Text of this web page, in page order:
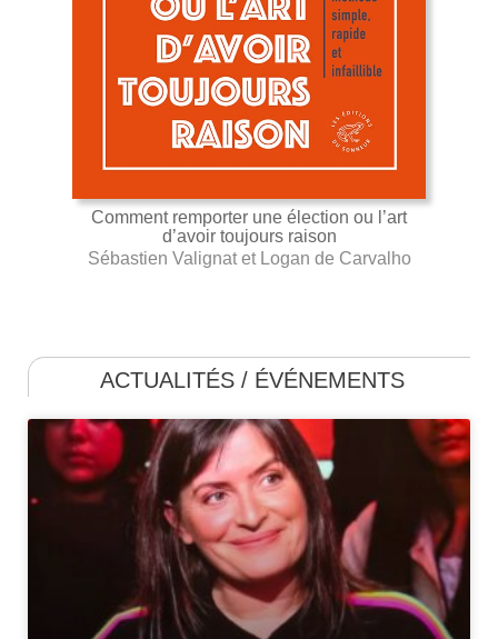
Comment remporter une élection ou l’art
d’avoir toujours raison
Sébastien Valignat et Logan de Carvalho
ACTUALITÉS / ÉVÉNEMENTS